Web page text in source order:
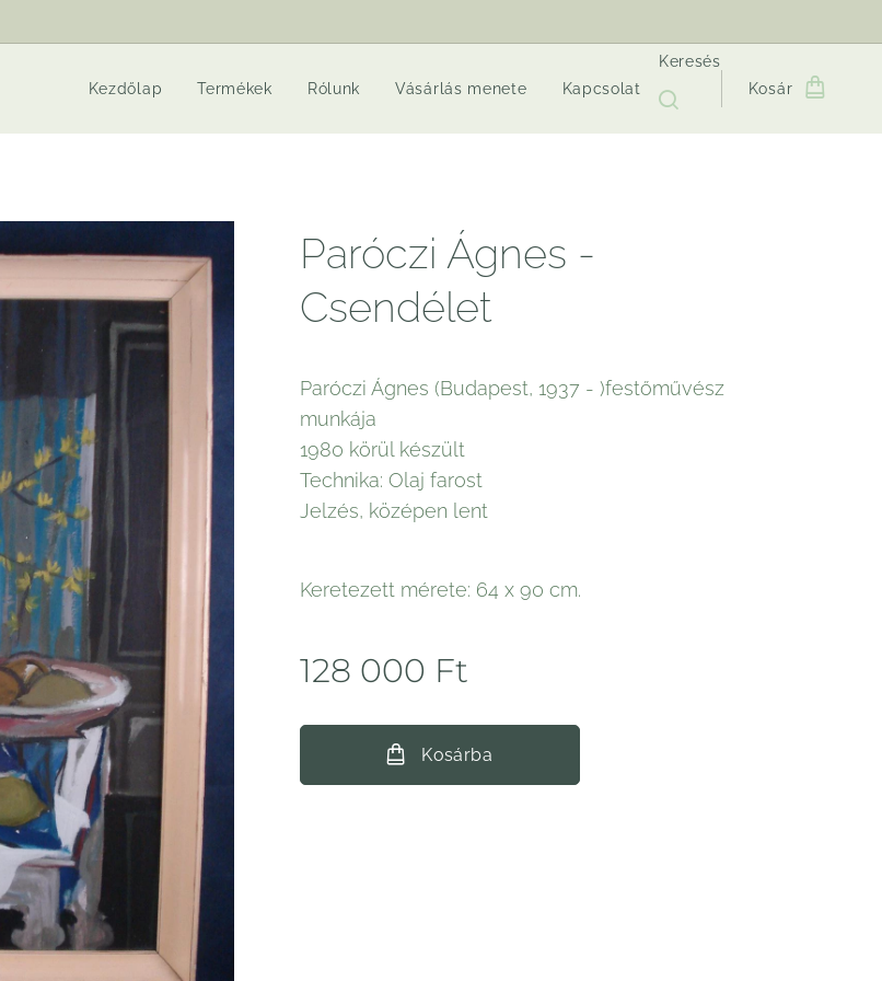
Kezdőlap Termékek Rólunk Vásárlás menete Kapcsolat
Keresés
Kosár
Paróczi Ágnes -
Csendélet
Paróczi Ágnes (Budapest, 1937 - )festőművész
munkája
1980 körül készült
Technika: Olaj farost
Jelzés, középen lent
Keretezett mérete: 64 x 90 cm.
128 000 Ft
Kosárba